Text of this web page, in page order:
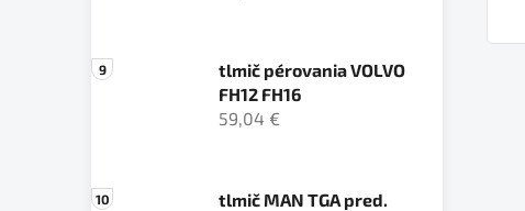
tlmič pérovania VOLVO
FH12 FH16
59,04 €
tlmič MAN TGA pred.